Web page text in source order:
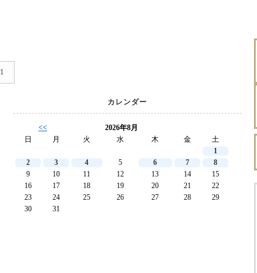
1
カレンダー
<<
2026年8月
日
月 火 水 木 金
土
1
2
3 4 5 6 7
8
9
10 11 12 13 14
15
16
17 18 19 20 21
22
23
24 25 26 27 28
29
30
31